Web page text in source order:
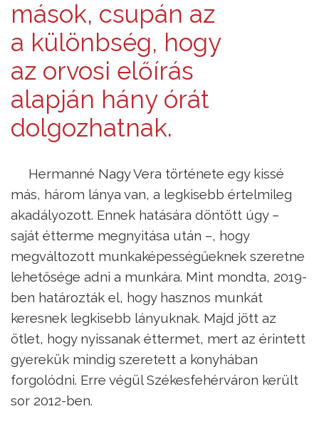
mások, csupán az
a különbség, hogy
az orvosi előírás
alapján hány órát
dolgozhatnak.
Hermanné Nagy Vera története egy kissé
más, három lánya van, a legkisebb értelmileg
akadályozott. Ennek hatására döntött úgy –
saját étterme megnyitása után –, hogy
megváltozott munkaképességűeknek szeretne
lehetősége adni a munkára. Mint mondta, 2019-
ben határozták el, hogy hasznos munkát
keresnek legkisebb lányuknak. Majd jött az
ötlet, hogy nyissanak éttermet, mert az érintett
gyerekük mindig szeretett a konyhában
forgolódni. Erre végül Székesfehérváron került
sor 2012-ben.